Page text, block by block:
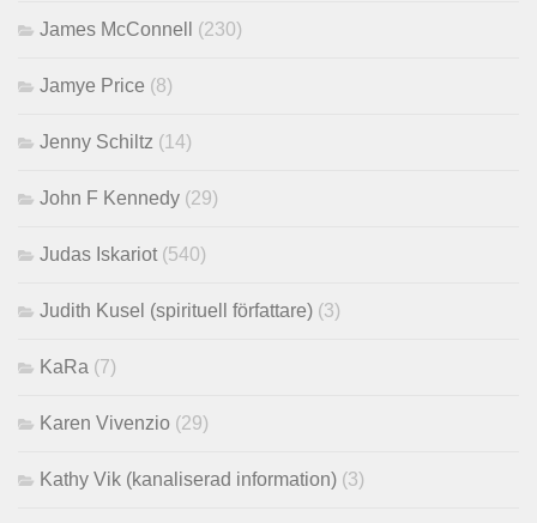
James McConnell (230)
Jamye Price (8)
Jenny Schiltz (14)
John F Kennedy (29)
Judas Iskariot (540)
Judith Kusel (spirituell författare) (3)
KaRa (7)
Karen Vivenzio (29)
Kathy Vik (kanaliserad information) (3)